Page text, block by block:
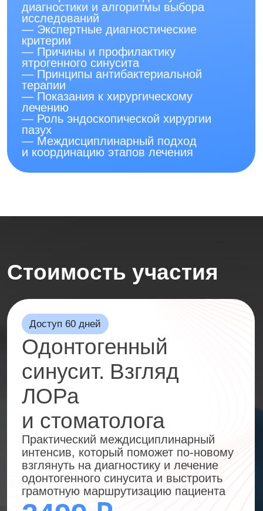
вебинарах и курсах часто базируется
на экспертных мнениях или исследованиях,
которые не всегда проходят строгую
методологическую оценку и могут отставать
от современных клинических рекомендаций.
Это распространённая практика, но она
не отвечает высоким стандартам
доказательной медицины, принятым в сети
«Клиника Фомина». Нашим врачам
требовался инструмент, который давал бы
доступ исключительно к проверенным,
актуальным научным данным.
Мы создали собственный онлайн-институт,
в основе которого — только современная
доказательная база. Когда интерес
к нашему подходу проявили коллеги
Остались
вопросы?
Задать вопрос в телеграм